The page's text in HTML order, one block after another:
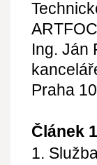
Ing. Ján
Praha
Článek
1.